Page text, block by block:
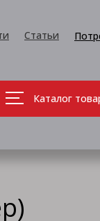
Статьи
Каталог